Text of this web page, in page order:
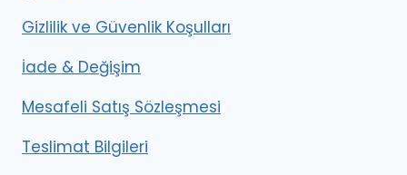
Gizlilik ve Güvenlik Koşulları
İade & Değişim
Mesafeli Satış Sözleşmesi
Teslimat Bilgileri